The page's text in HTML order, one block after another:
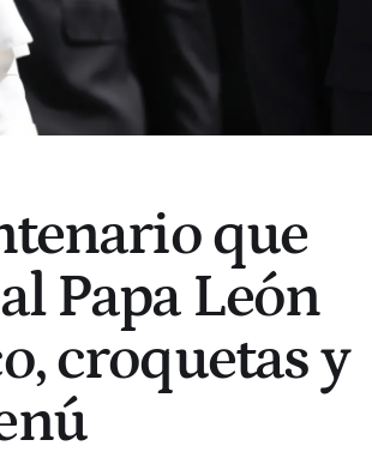
que
Papa León
croquetas y